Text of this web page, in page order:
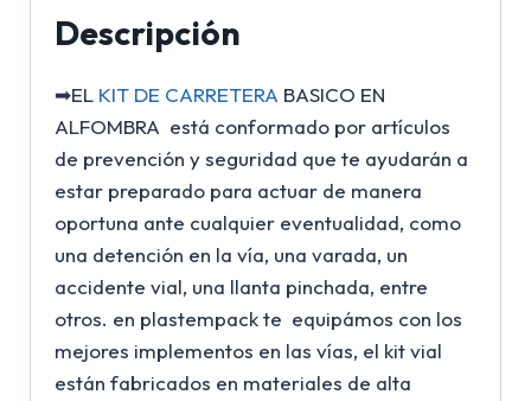
Descripción
➡EL KIT DE CARRETERA BASICO EN
ALFOMBRA está conformado por artículos
de prevención y seguridad que te ayudarán a
estar preparado para actuar de manera
oportuna ante cualquier eventualidad, como
una detención en la vía, una varada, un
accidente vial, una llanta pinchada, entre
otros. en plastempack te equipámos con los
mejores implementos en las vías, el kit vial
están fabricados en materiales de alta